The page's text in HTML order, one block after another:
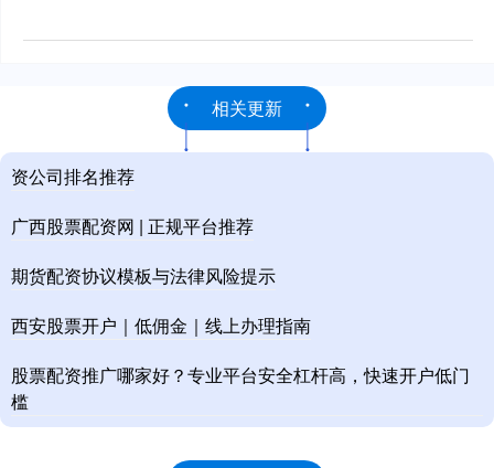
相关更新
资公司排名推荐
广西股票配资网 | 正规平台推荐
期货配资协议模板与法律风险提示
西安股票开户｜低佣金｜线上办理指南
股票配资推广哪家好？专业平台安全杠杆高，快速开户低门
槛